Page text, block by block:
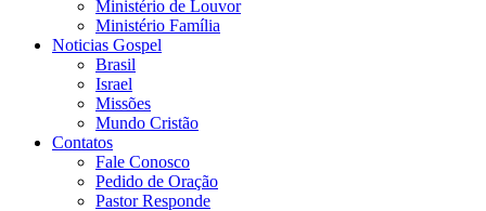
Ministério de Louvor
Ministério Família
Noticias Gospel
Brasil
Israel
Missões
Mundo Cristão
Contatos
Fale Conosco
Pedido de Oração
Pastor Responde